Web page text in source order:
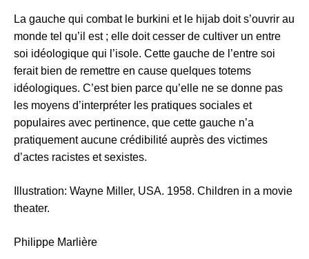
La gauche qui combat le burkini et le hijab doit s’ouvrir au
monde tel qu’il est ; elle doit cesser de cultiver un entre
soi idéologique qui l’isole. Cette gauche de l’entre soi
ferait bien de remettre en cause quelques totems
idéologiques. C’est bien parce qu’elle ne se donne pas
les moyens d’interpréter les pratiques sociales et
populaires avec pertinence, que cette gauche n’a
pratiquement aucune crédibilité auprès des victimes
d’actes racistes et sexistes.
Illustration: Wayne Miller, USA. 1958. Children in a movie
theater.
Philippe Marlière